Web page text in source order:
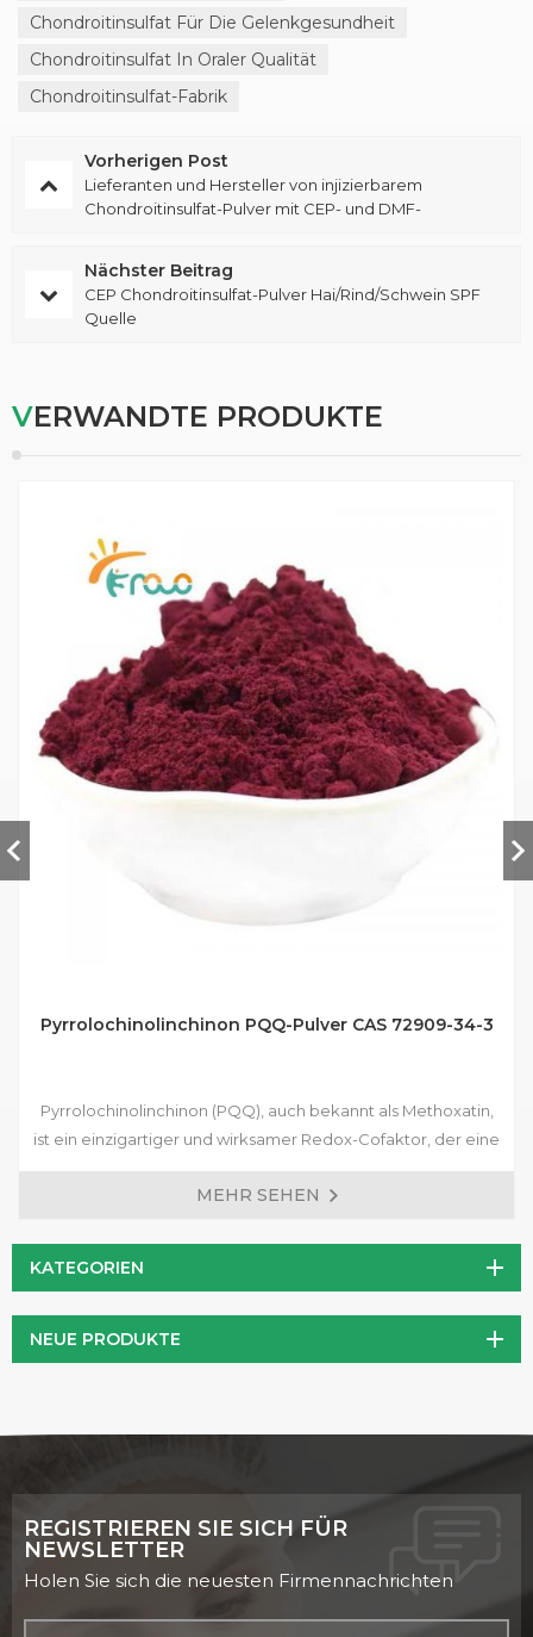
Chondroitinsulfat Für Die Gelenkgesundheit
Chondroitinsulfat In Oraler Qualität
Chondroitinsulfat-Fabrik
Vorherigen Post
Lieferanten und Hersteller von injizierbarem
Chondroitinsulfat-Pulver mit CEP- und DMF-
Nächster Beitrag
CEP Chondroitinsulfat-Pulver Hai/Rind/Schwein SPF
Quelle
VERWANDTE PRODUKTE
Pyrrolochinolinchinon PQQ-Pulver CAS 72909-34-3
Pyrrolochinolinchinon (PQQ), auch bekannt als Methoxatin,
ist ein einzigartiger und wirksamer Redox-Cofaktor, der eine
entscheidende Rolle bei der zellulären Energieproduktion
spielt. Als wirksames Antioxidans kann PQQ Zellen vor
Energieproduktion und einem verbesserten
Energiestoffwechsel führt.
MEHR SEHEN
KATEGORIEN
NEUE PRODUKTE
REGISTRIEREN SIE SICH FÜR
NEWSLETTER
Holen Sie sich die neuesten Firmennachrichten